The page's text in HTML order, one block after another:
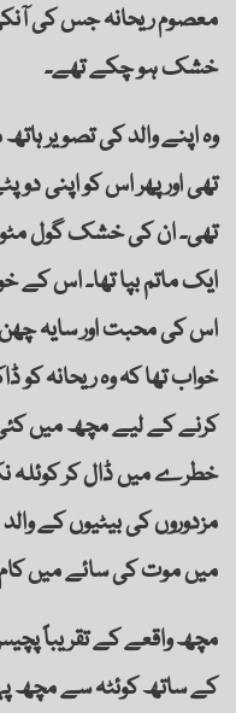
معصوم ریحانہ جس کی
خشک ہو چکے تھے۔
وہ اپنے والد کی تصویر
تھی اور پھر اس کو اپنی
تھی۔ ان کی خشک گول
ایک ماتم بپا تھا۔ اس کے
اس کی محبت اور سایہ
خواب تھا کہ وہ ریحانہ کو
کرنے کے لیے مچھ میں
خطرے میں ڈال کر کوئلہ
مزدوروں کی بیٹیوں کے
میں موت کی سائے میں
مچھ واقعے کے تقریباً
کے ساتھ کوئٹہ سے مچھ